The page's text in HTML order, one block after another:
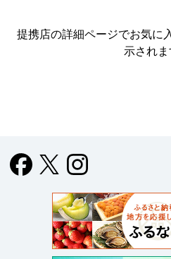
提携店の詳細ページでお気に
示されま